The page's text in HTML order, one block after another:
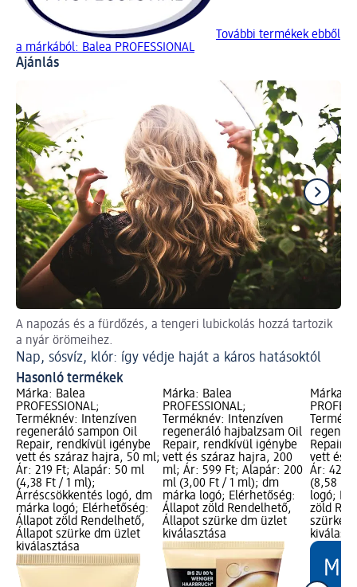
További termékek ebből
a márkából: Balea PROFESSIONAL
Ajánlás
A napozás és a fürdőzés, a tengeri lubickolás hozzá tartozik
a nyár örömeihez.
Nap, sósvíz, klór: így védje haját a káros hatásoktól
Hasonló termékek
Márka: Balea
PROFESSIONAL;
Terméknév: Intenzíven
regeneráló sampon Oil
Repair, rendkívül igénybe
vett és száraz hajra, 50 ml;
Ár: 219 Ft; Alapár: 50 ml
(4,38 Ft / 1 ml);
Árréscsökkentés logó, dm
márka logó; Elérhetőség:
Állapot zöld Rendelhető,
Állapot szürke dm üzlet
kiválasztása
Márka: Balea
PROFESSIONAL;
Terméknév: Intenzíven
regeneráló hajbalzsam Oil
Repair, rendkívül igénybe
vett és száraz hajra, 200
ml; Ár: 599 Ft; Alapár: 200
ml (3,00 Ft / 1 ml); dm
márka logó; Elérhetőség:
Állapot zöld Rendelhető,
Állapot szürke dm üzlet
kiválasztása
Márka:
Repair,
vett és
Ár: 429
(8,58 Ft
logó;
zöld
szürke